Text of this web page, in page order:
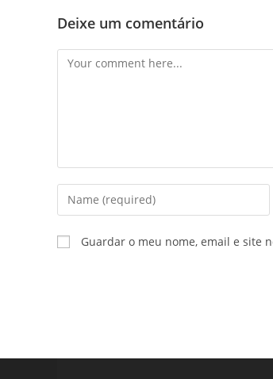
Deixe um comentário
Guardar o meu nome, email e site